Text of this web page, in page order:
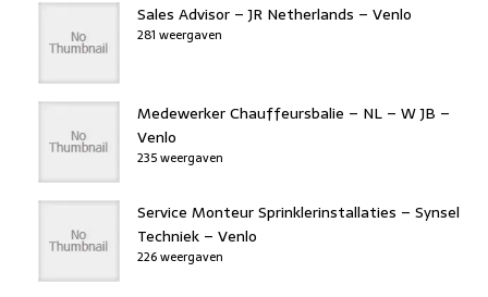
Sales Advisor – JR Netherlands – Venlo
281 weergaven
Medewerker Chauffeursbalie – NL – W JB –
Venlo
235 weergaven
Service Monteur Sprinklerinstallaties – Synsel
Techniek – Venlo
226 weergaven